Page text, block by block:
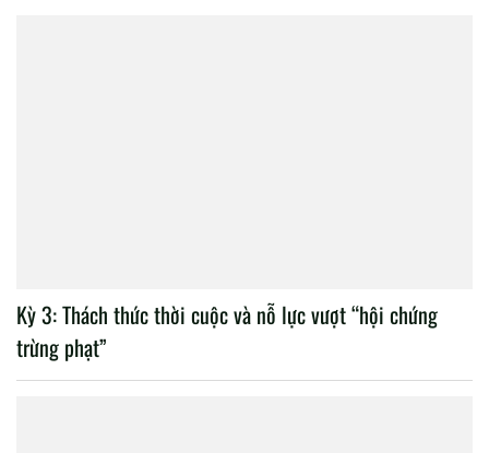
Kỳ 3: Thách thức thời cuộc và nỗ lực vượt “hội chứng
trừng phạt”